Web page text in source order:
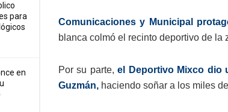
para
en
Comunicaciones y Municipal
blanca colmó el recinto deportivo de
Por su parte,el Deportivo Mixco dio
Guzmán, haciendo soñar a los miles